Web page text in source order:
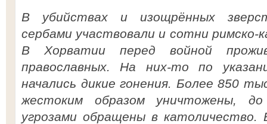
В убийствах и изощрённых
сербами участвовали и сотни римско-
В Хорватии перед войной
православных. На них-то по
начались дикие гонения. Более 850
жестоким образом уничтожены,
угрозами обращены в католичество.